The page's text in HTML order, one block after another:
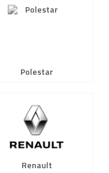
Polestar
Renault